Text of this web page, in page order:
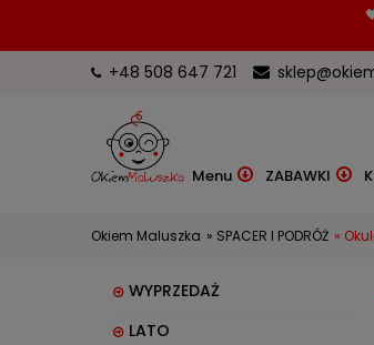
+48 508 647 721
Menu ZABAWKI
Okiem Maluszka » SPACER I PODRÓŻ »
WYPRZEDAŻ
LATO